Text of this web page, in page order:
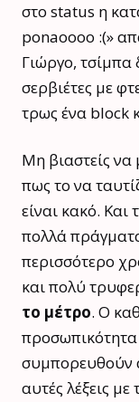
στο status η
ponaoooo :(»
Γιώργο, τσίμπα
σερβιέτες με
τρως ένα block
Μη βιαστείς να
πως το να
είναι κακό.
πολλά
περισσότερο
και πολύ
το μέτρο. Ο
συμπορευθούν
αυτές λέξεις